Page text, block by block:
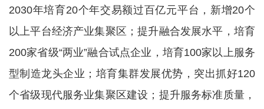
2030年培育20个年交易额过百亿元平台，新增20个
以上平台经济产业集聚区；提升融合发展水平，培育
200家省级“两业”融合试点企业，培育100家以上服务
型制造龙头企业；培育集群发展优势，突出抓好120
个省级现代服务业集聚区建设；提升服务标准质量，